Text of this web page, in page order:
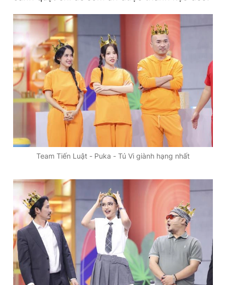
Team Tiến Luật - Puka - Tú Vi giành hạng nhất